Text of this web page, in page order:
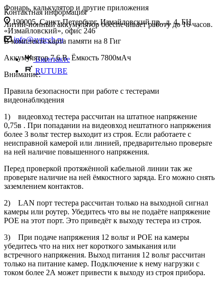
Контактная информация
190005, Санкт-Петербург, Измайловский пр., д. 4, БЦ
«Измайловский», офис 246
info@avttech.ru
Вконтакте
RUTUBE
Фонарь, калькулятор и другие приложения
Литий-ионный аккумулятор обеспечивает работу до 16 часов.
В комплекте карта памяти на 8 Гиг
Аккумулятор 7,6 В Ёмкость 7800мАч
Внимание:
Правила безопасности при работе с тестерами
видеонаблюдения
1) видеовход тестера рассчитан на штатное напряжение
0,75в . При попадании на видеовход нештатного напряжения
более 3 вольт тестер выходит из строя. Если работаете с
неисправной камерой или линией, предварительно проверьте
на ней наличие повышенного напряжения.
Перед проверкой протяжённой кабельной линии так же
проверьте наличие на ней ёмкостного заряда. Его можно снять
заземлением контактов.
2) LAN порт тестера рассчитан только на выходной сигнал
камеры или роутер. Убедитесь что вы не подаёте напряжение
РОЕ на этот порт. Это приведёт к выходу тестера из строя.
3) При подаче напряжения 12 вольт и РОЕ на камеры
убедитесь что на них нет короткого замыкания или
встречного напряжения. Выход питания 12 вольт рассчитан
только на питание камер. Подключение к нему нагрузки с
током более 2А может привести к выходу из строя прибора.